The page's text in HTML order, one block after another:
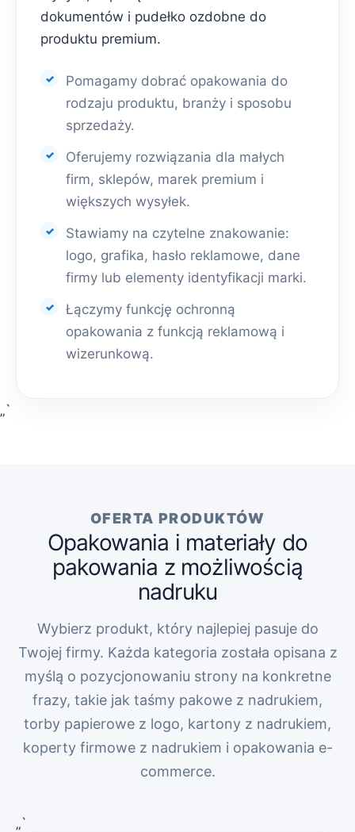
dokumentów i pudełko ozdobne do
produktu premium.
Pomagamy dobrać opakowania do
rodzaju produktu, branży i sposobu
sprzedaży.
Oferujemy rozwiązania dla małych
firm, sklepów, marek premium i
większych wysyłek.
Stawiamy na czytelne znakowanie:
logo, grafika, hasło reklamowe, dane
firmy lub elementy identyfikacji marki.
Łączymy funkcję ochronną
opakowania z funkcją reklamową i
wizerunkową.
„`
OFERTA PRODUKTÓW
Opakowania i materiały do
pakowania z możliwością
nadruku
Wybierz produkt, który najlepiej pasuje do
Twojej firmy. Każda kategoria została opisana z
myślą o pozycjonowaniu strony na konkretne
frazy, takie jak taśmy pakowe z nadrukiem,
torby papierowe z logo, kartony z nadrukiem,
koperty firmowe z nadrukiem i opakowania e-
commerce.
„`